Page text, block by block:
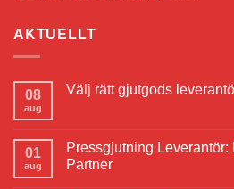
AKTUELLT
08
aug
Välj rätt gjutgods
01
aug
Pressgjutning
Partner